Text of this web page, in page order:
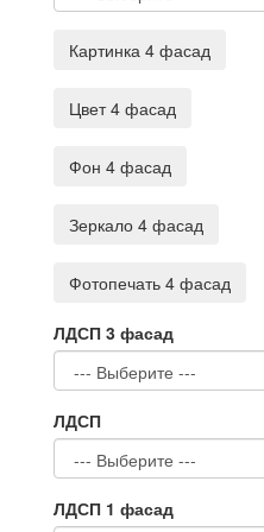
Картинка 4 фасад
Цвет 4 фасад
Фон 4 фасад
Зеркало 4 фасад
Фотопечать 4 фасад
ЛДСП 3 фасад
ЛДСП
ЛДСП 1 фасад